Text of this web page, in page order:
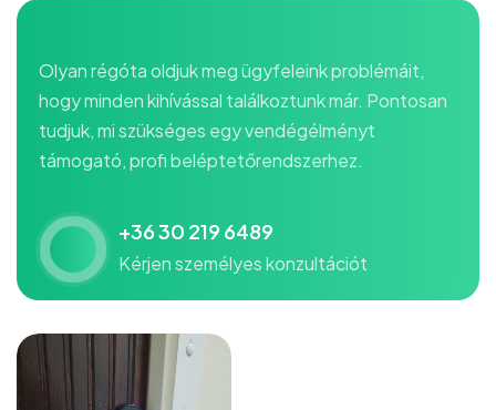
Olyan régóta oldjuk meg ügyfeleink problémáit,
hogy minden kihívással találkoztunk már. Pontosan
tudjuk, mi szükséges egy vendégélményt
támogató, profi beléptetőrendszerhez.
+36 30 219 6489
Kérjen személyes konzultációt